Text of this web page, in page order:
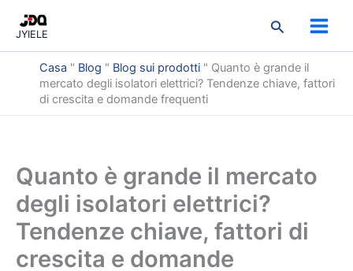
JYIELE
Cerca
Casa " Blog " Blog sui prodotti " Quanto è grande il
mercato degli isolatori elettrici? Tendenze chiave, fattori
di crescita e domande frequenti
Quanto è grande il mercato
degli isolatori elettrici?
Tendenze chiave, fattori di
crescita e domande
prodotto
prodotti